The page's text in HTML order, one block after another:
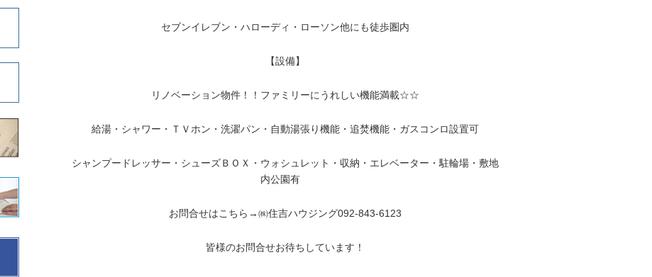
セブンイレブン・ハローディ・ローソン他にも徒歩圏内
【設備】
リノベーション物件！！ファミリーにうれしい機能満載☆☆
給湯・シャワー・ＴＶホン・洗濯パン・自動湯張り機能・追焚機能・ガスコンロ設置可
シャンプードレッサー・シューズＢＯＸ・ウォシュレット・収納・エレベーター・駐輪場・敷地
内公園有
お問合せはこちら→㈱住吉ハウジング092-843-6123
皆様のお問合せお待ちしています！